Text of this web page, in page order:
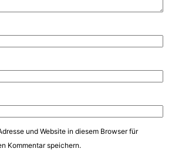
und Website in diesem Browser für
Kommentar speichern.